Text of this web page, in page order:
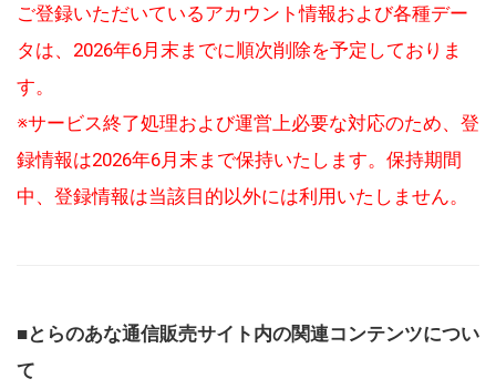
ご登録いただいているアカウント情報および各種デー
タは、2026年6月末までに順次削除を予定しておりま
す。
※サービス終了処理および運営上必要な対応のため、登
録情報は2026年6月末まで保持いたします。保持期間
中、登録情報は当該目的以外には利用いたしません。
■とらのあな通信販売サイト内の関連コンテンツについ
て